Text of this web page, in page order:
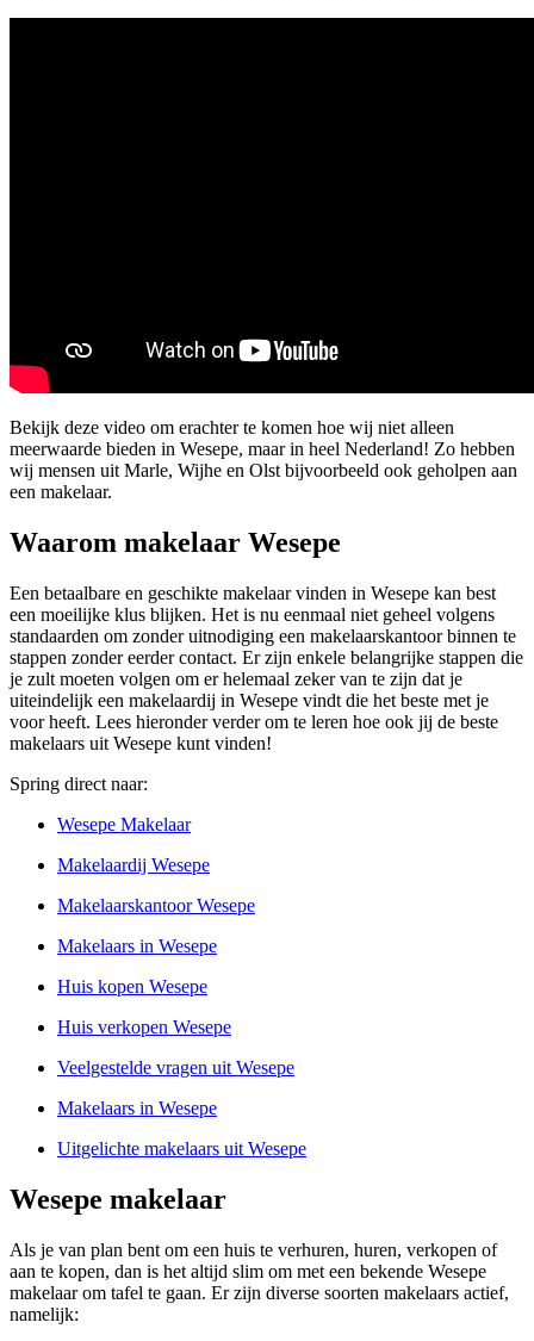
Bekijk deze video om erachter te komen hoe wij niet alleen
meerwaarde bieden in Wesepe, maar in heel Nederland! Zo hebben
wij mensen uit Marle, Wijhe en Olst bijvoorbeeld ook geholpen aan
een makelaar.
Waarom makelaar Wesepe
Een betaalbare en geschikte makelaar vinden in Wesepe kan best
een moeilijke klus blijken. Het is nu eenmaal niet geheel volgens
standaarden om zonder uitnodiging een makelaarskantoor binnen te
stappen zonder eerder contact. Er zijn enkele belangrijke stappen die
je zult moeten volgen om er helemaal zeker van te zijn dat je
uiteindelijk een makelaardij in Wesepe vindt die het beste met je
voor heeft. Lees hieronder verder om te leren hoe ook jij de beste
makelaars uit Wesepe kunt vinden!
Spring direct naar:
Wesepe Makelaar
Makelaardij Wesepe
Makelaarskantoor Wesepe
Makelaars in Wesepe
Huis kopen Wesepe
Huis verkopen Wesepe
Veelgestelde vragen uit Wesepe
Makelaars in Wesepe
Uitgelichte makelaars uit Wesepe
Wesepe makelaar
Als je van plan bent om een huis te verhuren, huren, verkopen of
aan te kopen, dan is het altijd slim om met een bekende Wesepe
makelaar om tafel te gaan. Er zijn diverse soorten makelaars actief,
namelijk: